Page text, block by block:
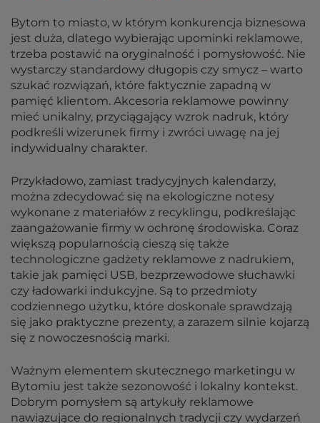
Bytom to miasto, w którym konkurencja biznesowa
jest duża, dlatego wybierając upominki reklamowe,
trzeba postawić na oryginalność i pomysłowość. Nie
wystarczy standardowy długopis czy smycz – warto
szukać rozwiązań, które faktycznie zapadną w
pamięć klientom. Akcesoria reklamowe powinny
mieć unikalny, przyciągający wzrok nadruk, który
podkreśli wizerunek firmy i zwróci uwagę na jej
indywidualny charakter.
Przykładowo, zamiast tradycyjnych kalendarzy,
można zdecydować się na ekologiczne notesy
wykonane z materiałów z recyklingu, podkreślając
zaangażowanie firmy w ochronę środowiska. Coraz
większą popularnością cieszą się także
technologiczne gadżety reklamowe z nadrukiem,
takie jak pamięci USB, bezprzewodowe słuchawki
czy ładowarki indukcyjne. Są to przedmioty
codziennego użytku, które doskonale sprawdzają
się jako praktyczne prezenty, a zarazem silnie kojarzą
się z nowoczesnością marki.
Ważnym elementem skutecznego marketingu w
Bytomiu jest także sezonowość i lokalny kontekst.
Dobrym pomysłem są artykuły reklamowe
nawiązujące do regionalnych tradycji czy wydarzeń